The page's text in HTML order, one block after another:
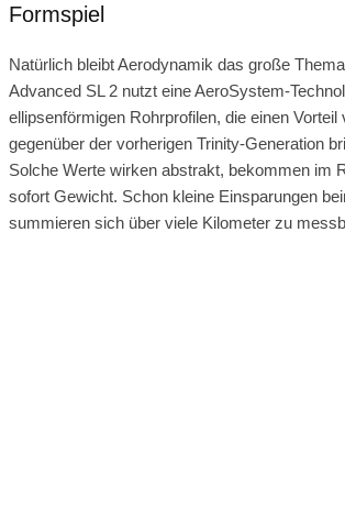
Formspiel
Natürlich bleibt Aerodynamik das große
Advanced SL 2 nutzt eine AeroSystem-
ellipsenförmigen Rohrprofilen, die einen Vorteil
gegenüber der vorherigen Trinity-Generation
Solche Werte wirken abstrakt, bekommen im
sofort Gewicht. Schon kleine Einsparungen
summieren sich über viele Kilometer zu